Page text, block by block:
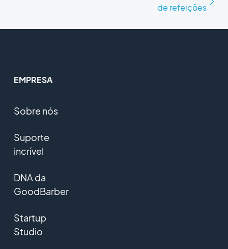
de refeições
EMPRESA
Sobre nós
Suporte
incrível
DNA da
GoodBarber
Startup
Studio